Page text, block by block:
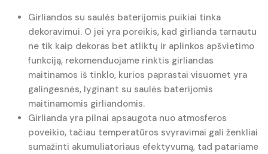
Girliandos su saulės baterijomis puikiai tinka
dekoravimui. O jei yra poreikis, kad girlianda tarnautu
ne tik kaip dekoras bet atliktų ir aplinkos apšvietimo
funkciją, rekomenduojame rinktis girliandas
maitinamos iš tinklo, kurios paprastai visuomet yra
galingesnės, lyginant su saulės baterijomis
maitinamomis girliandomis.
Girlianda yra pilnai apsaugota nuo atmosferos
poveikio, tačiau temperatūros svyravimai gali ženkliai
sumažinti akumuliatoriaus efektyvumą, tad patariame